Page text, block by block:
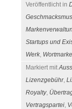
Veröffentlicht in
Startups und
Werk, Wortmarke
Markiert mit
Lizenzgebühr,
Royalty,
Vertragspartei,